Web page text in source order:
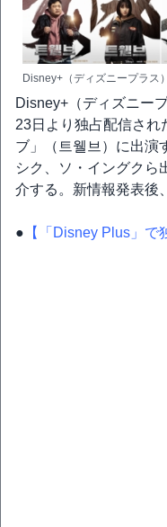
Disney+（ディズニープラス
Disney+（ディズニー
23日より独占配信さ
ブ」（트웰브）に出演
シク、ソ・イングクら
介する。新情報発表後
● 【「Disney Plus」で